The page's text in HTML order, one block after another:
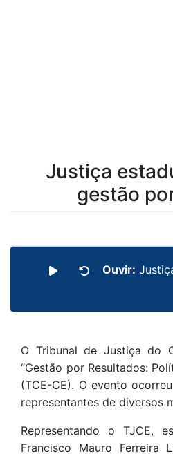
Justiça
gestão
Ouvir:
O Tribunal de Justiça do
“Gestão por Resultados:
(TCE-CE). O evento
representantes de diversos
Representando o TJCE,
Francisco Mauro Ferreira